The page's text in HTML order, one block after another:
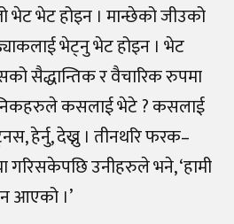
भेट भेट होइन । मान्छेको जीउको
भेट्नु भेट होइन । भेट
सैद्धान्तिक र वैचारिक रुपमा
कसलाई भेटे ? कसलाई
हेर्नु, देख्नु । तीनथरि फरक–
गरिसकेपछि उनीहरुले भने, ‘हामी
आएको ।’